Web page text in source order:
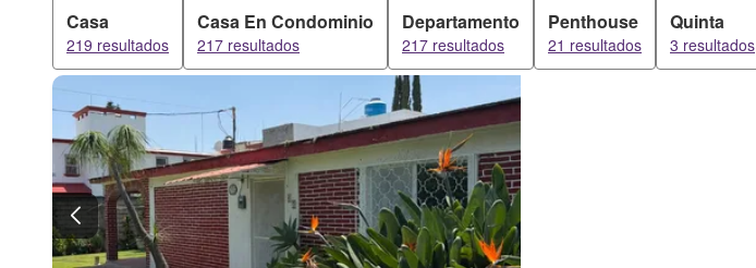
Casa
219 resultados
Casa En Condominio
217 resultados
Departamento
217 resultados
Penthouse
21 resultados
Quinta
3 resultados